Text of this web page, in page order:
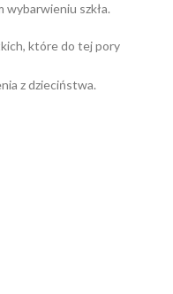
wybarwieniu szkła.
które do tej pory
z dzieciństwa.